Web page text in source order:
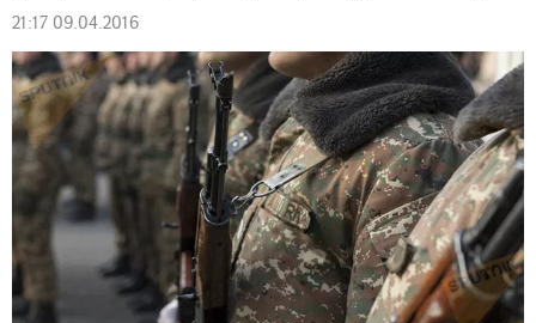
21:17 09.04.2016